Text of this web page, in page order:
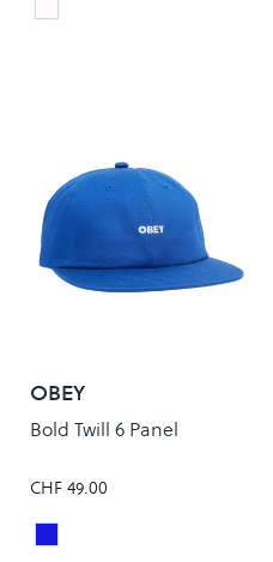
Colour
Blanc
OBEY
Bold Twill 6 Panel
CHF 49.00
Colour
SURF BLUE